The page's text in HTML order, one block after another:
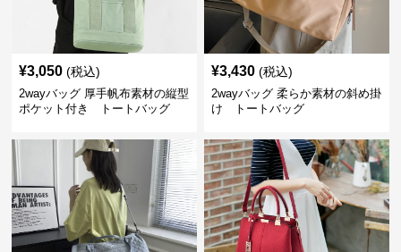
¥3,050 (税込)
2wayバッグ 厚手帆布素材の縦型
ポケット付き トートバッグ
¥3,430 (税込)
2wayバッグ 柔らか素材の斜め掛
け トートバッグ